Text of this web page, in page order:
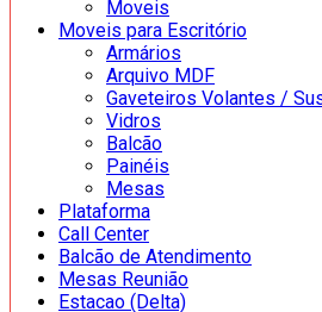
Moveis
Moveis para Escritório
Armários
Arquivo MDF
Gaveteiros Volantes /
Vidros
Balcão
Painéis
Mesas
Plataforma
Call Center
Balcão de Atendimento
Mesas Reunião
Estacao (Delta)